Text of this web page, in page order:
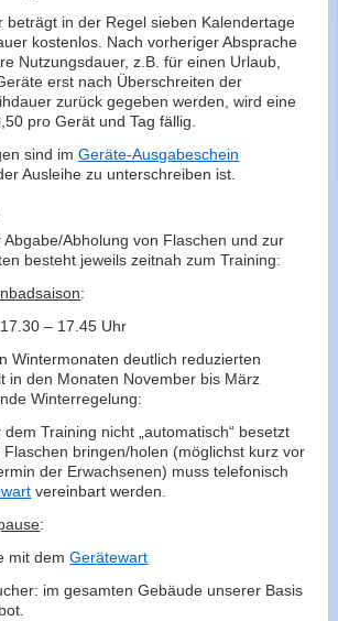
beträgt in der Regel sieben Kalendertage
kostenlos. Nach vorheriger Absprache
Nutzungsdauer, z.B. für einen Urlaub,
erst nach Überschreiten der
zurück gegeben werden, wird eine
pro Gerät und Tag fällig.
sind imGeräte-Ausgabeschein
Ausleihe zu unterschreiben ist.
Abgabe/Abholung von Flaschen und zur
besteht jeweils zeitnah zum Training:
:
– 17.45 Uhr
Wintermonaten deutlich reduzierten
in den Monaten November bis März
Winterregelung:
Training nicht „automatisch“ besetzt
bringen/holen (möglichst kurz vor
der Erwachsenen) muss telefonisch
vereinbart werden.
:
mit demGerätewart
im gesamten Gebäude unserer Basis